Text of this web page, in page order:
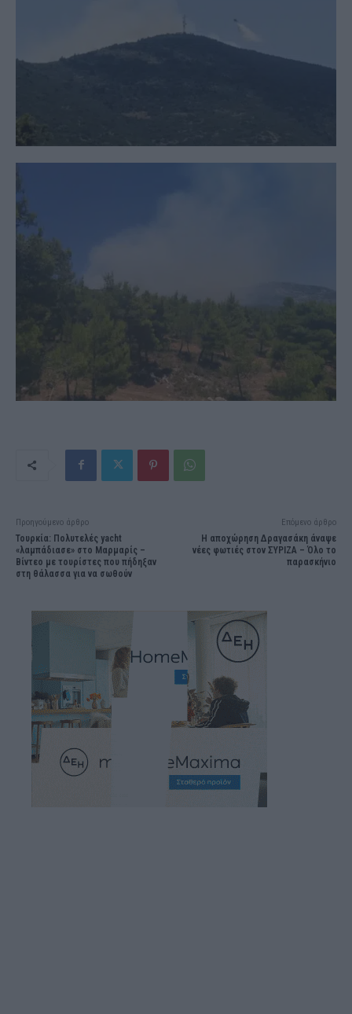
Προηγούμενο άρθρο
Τουρκία: Πολυτελές yacht
«λαμπάδιασε» στo Mαρμαρίς –
Βίντεο με τουρίστες που πήδηξαν
στη θάλασσα για να σωθούν
Επόμενο άρθρο
Η αποχώρηση Δραγασάκη άναψε
νέες φωτιές στον ΣΥΡΙΖΑ – Όλο το
παρασκήνιο